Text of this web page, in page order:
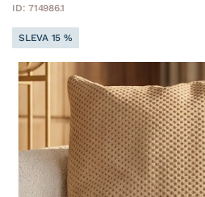
ID: 714986.1
SLEVA 15 %